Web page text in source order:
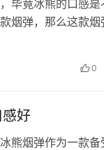
毕竟冰熊的口感是
烟弹，那么这款烟
0
好
熊烟弹作为一款备